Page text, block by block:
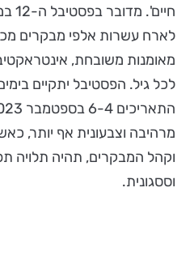
לארח עשרות אלפי מבקרים
מאומנות משובחת,
לכל גיל. הפסטיבל יתקיים
מרהיבה וצבעונית אף יותר,
וקהל המבקרים, תהיה תלויה
וססגונית.